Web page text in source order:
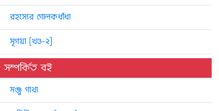
রহস্যের গোলকধাঁধা
মৃগয়া [খণ্ড-২]
সম্পর্কিত বই
মঞ্জু গাথা